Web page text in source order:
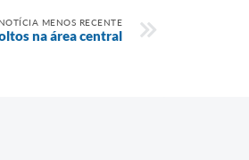
NOTÍCIA MENOS RECENTE
na área central